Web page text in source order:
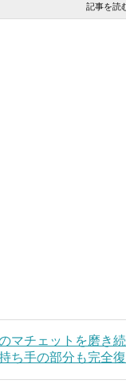
記事を読
マチェットを磨き
ち手の部分も完全復